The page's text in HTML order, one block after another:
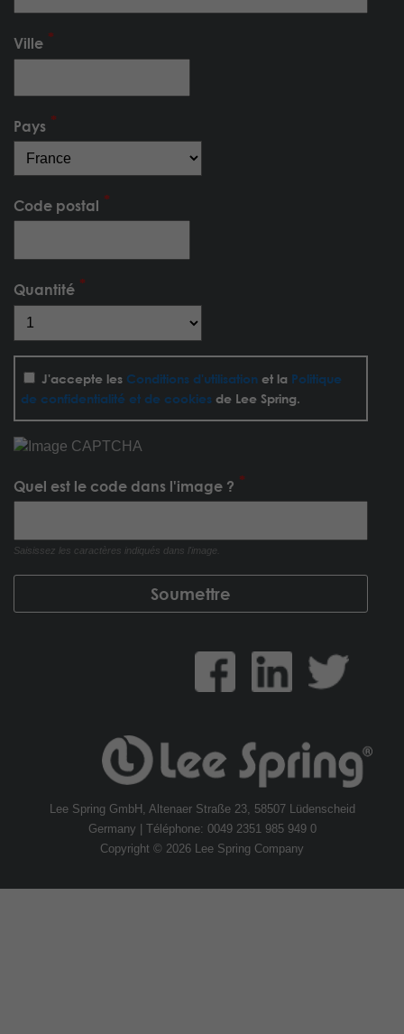
Ville
Pays
Code postal
Quantité
J'accepte les Conditions d'utilisationet la Politique
de confidentialité et de cookies de Lee Spring.
Quel est le code dans l'image ?
Saisissez les caractères indiqués dans l'image.
Lee Spring GmbH, Altenaer Straße 23, 58507 Lüdenscheid
Germany | Téléphone: 0049 2351 985 949 0
Copyright © 2026 Lee Spring Company